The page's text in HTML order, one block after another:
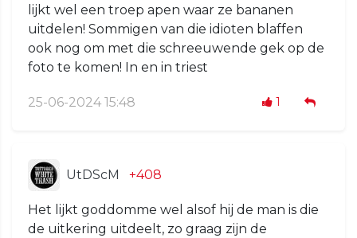
lijkt wel een troep apen waar ze bananen
uitdelen! Sommigen van die idioten blaffen
ook nog om met die schreeuwende gek op de
foto te komen! In en in triest
25-06-2024 15:48 1
UtDScM +408
Het lijkt goddomme wel alsof hij de man is die
de uitkering uitdeelt, zo graag zijn de